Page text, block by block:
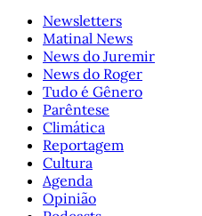
Newsletters
Matinal News
News do Juremir
News do Roger
Tudo é Gênero
Parêntese
Climática
Reportagem
Cultura
Agenda
Opinião